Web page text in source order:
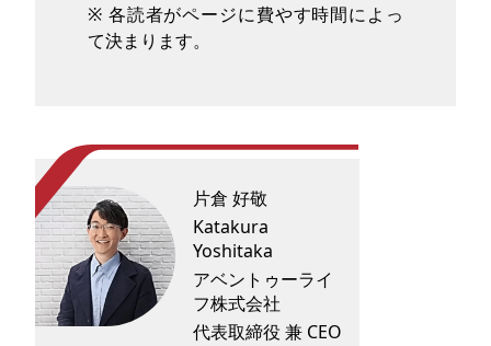
※ 各読者がページに費やす時間によっ
て決まります。
片倉 好敬
Katakura
Yoshitaka
アベントゥーライ
フ株式会社
代表取締役 兼 CEO